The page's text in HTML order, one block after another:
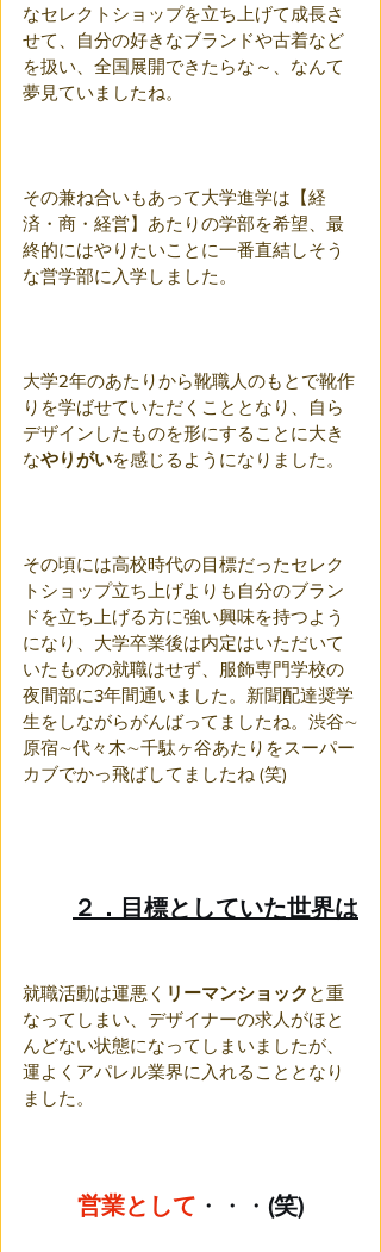
なセレクトショップを立ち上げて成長さ
せて、自分の好きなブランドや古着など
を扱い、全国展開できたらな～、なんて
夢見ていましたね。
その兼ね合いもあって大学進学は【経
済・商・経営】あたりの学部を希望、最
終的にはやりたいことに一番直結しそう
な営学部に入学しました。
大学2年のあたりから靴職人のもとで靴作
りを学ばせていただくこととなり、自ら
デザインしたものを形にすることに大き
なやりがいを感じるようになりました。
その頃には高校時代の目標だったセレク
トショップ立ち上げよりも自分のブラン
ドを立ち上げる方に強い興味を持つよう
になり、大学卒業後は内定はいただいて
いたものの就職はせず、服飾専門学校の
夜間部に3年間通いました。新聞配達奨学
生をしながらがんばってましたね。渋谷∼
原宿∼代々木∼千駄ヶ谷あたりをスーパー
カブでかっ飛ばしてましたね (笑)
２．目標としていた世界は
就職活動は運悪く リーマンショック と重
なってしまい、デザイナーの求人がほと
んどない状態になってしまいましたが、
運よくアパレル業界に入れることとなり
ました。
営業として ・・・ (笑)